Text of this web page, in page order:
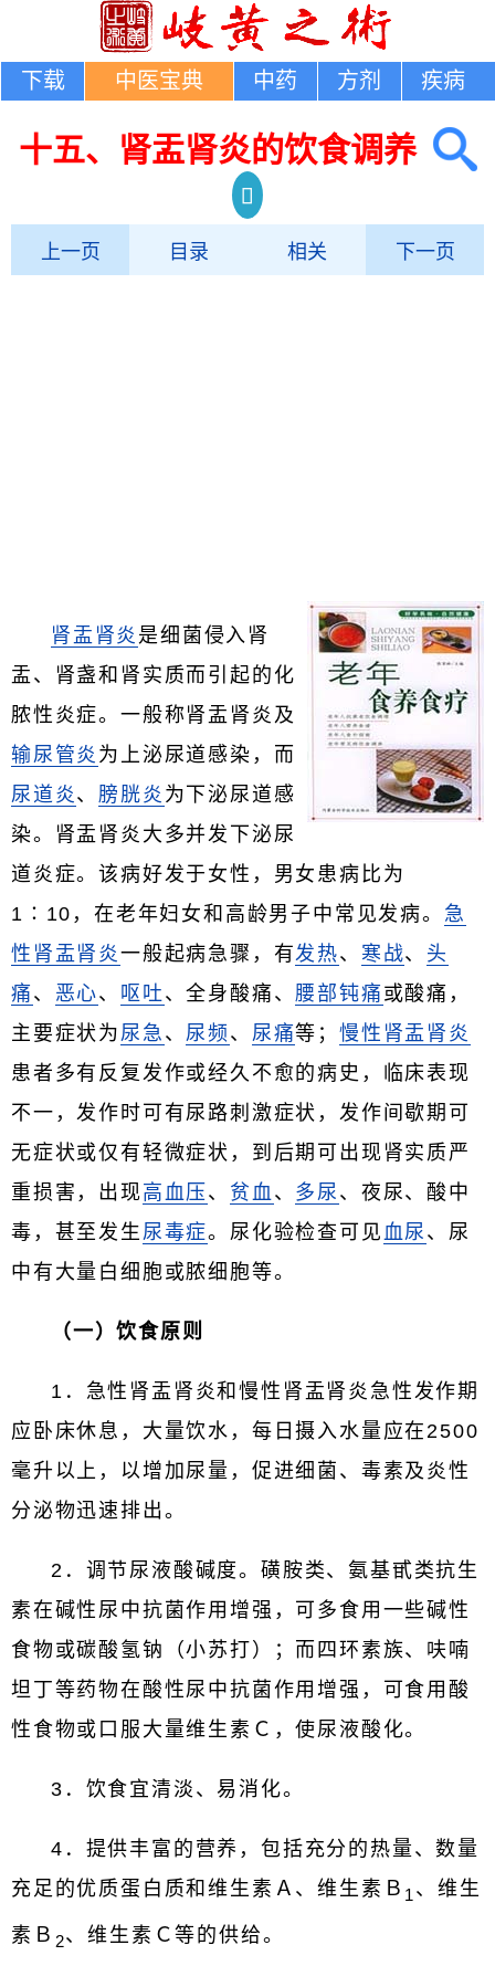
下载 中医宝典 中药 方剂 疾病
十五、肾盂肾炎的饮食调养
上一页 目录 相关 下一页
肾盂肾炎 是细菌侵入肾
盂、肾盏和肾实质而引起的化
脓性炎症。一般称肾盂肾炎及
输尿管炎 为上泌尿道感染，而
尿道炎 、膀胱炎 为下泌尿道感
染。肾盂肾炎大多并发下泌尿
道炎症。该病好发于女性，男女患病比为
1∶10，在老年妇女和高龄男子中常见发病。 急
性肾盂肾炎 一般起病急骤，有发热、 寒战、 头
痛 、 恶心、 呕吐、全身酸痛、腰部钝痛 或酸痛，
主要症状为 尿急 、 尿频 、 尿痛等；慢性肾盂肾炎
患者多有反复发作或经久不愈的病史，临床表现
不一，发作时可有尿路刺激症状，发作间歇期可
无症状或仅有轻微症状，到后期可出现肾实质严
重损害，出现高血压 、 贫血、 多尿 、夜尿、酸中
毒，甚至发生 尿毒症。尿化验检查可见 血尿 、尿
中有大量白细胞或脓细胞等。
（一）饮食原则
1．急性肾盂肾炎和慢性肾盂肾炎急性发作期
应卧床休息，大量饮水，每日摄入水量应在2500
毫升以上，以增加尿量，促进细菌、毒素及炎性
分泌物迅速排出。
2．调节尿液酸碱度。磺胺类、氨基甙类抗生
素在碱性尿中抗菌作用增强，可多食用一些碱性
食物或碳酸氢钠（小苏打）；而四环素族、呋喃
坦丁等药物在酸性尿中抗菌作用增强，可食用酸
性食物或口服大量维生素Ｃ，使尿液酸化。
3．饮食宜清淡、易消化。
4．提供丰富的营养，包括充分的热量、数量
充足的优质蛋白质和维生素Ａ、维生素Ｂ 1 、维生
素Ｂ 2、维生素Ｃ等的供给。